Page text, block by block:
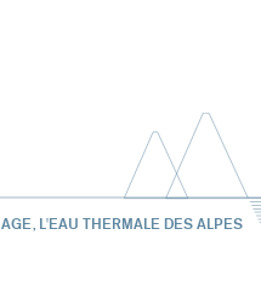
L'EAU THERMALE DES ALPES